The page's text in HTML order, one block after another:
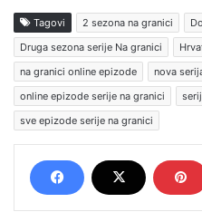
Tagovi 2 sezona na granici
Druga sezona serije Na granici
na granici online epizode
nova
online epizode serije na granici
sve epizode serije na granici